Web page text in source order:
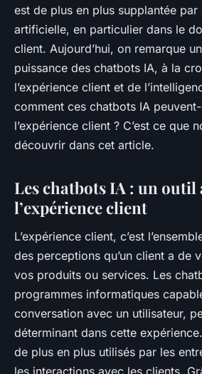
est de plus en plus supplantée par
artificielle, en particulier dans le
client. Aujourd’hui, on remarque
puissance des chatbots IA, à la
l’expérience client et de
comment ces chatbots IA
l’expérience client ? C’est ce que
découvrir dans cet article.
Les chatbots IA : un outil
l’expérience client
L’expérience client, c’est
des perceptions qu’un client a de
vos produits ou services. Les
programmes informatiques
conversation avec un utilisateur,
déterminant dans cette
de plus en plus utilisés par les